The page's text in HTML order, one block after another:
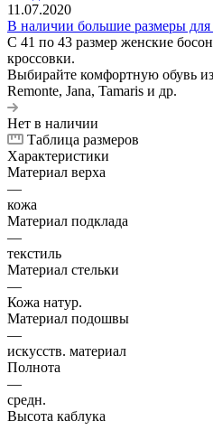
11.07.2020
В наличии большие размеры
С 41 по 43 размер женские
кроссовки.
Выбирайте комфортную обувь
Remonte, Jana, Tamaris и др.
Нет в наличии
Таблица размеров
Характеристики
Материал верха
—
кожа
Материал подклада
—
текстиль
Материал стельки
—
Кожа натур.
Материал подошвы
—
искусств. материал
Полнота
—
средн.
Высота каблука